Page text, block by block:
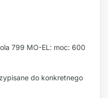
799 MO-EL: moc: 600
do konkretnego